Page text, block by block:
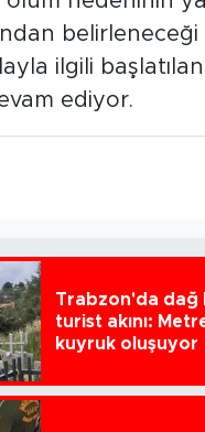
belirleneceği
ilgili başlatılan
ediyor.
Trabzon'da dağ
turist akını:
kuyruk oluşuyor